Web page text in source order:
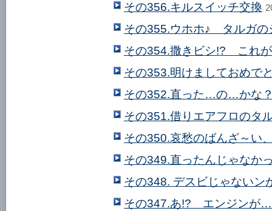
その356.キルスイッチ交換
その355.ウホホ♪ タルガの
その354.撒きビシ!? これ
その353.明けましておめで
その352.直った…の…かな
その351.借りエアフロのタ
その350.哀愁のばんざ～い
その349.直ったんじゃなか
その348. デスビじゃないン
その347.あ!? エンジンが